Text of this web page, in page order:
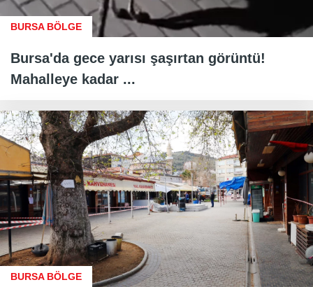
BURSA BÖLGE
Bursa'da gece yarısı şaşırtan görüntü!
Mahalleye kadar ...
BURSA BÖLGE